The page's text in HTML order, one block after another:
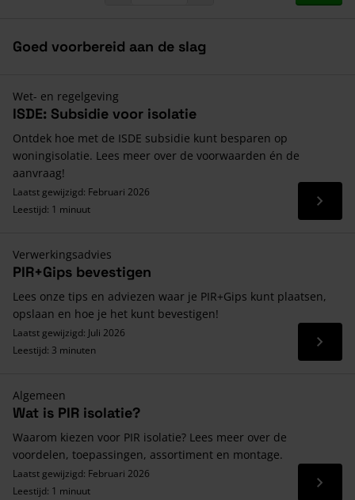
Goed voorbereid aan de slag
Wet- en regelgeving
ISDE: Subsidie voor isolatie
Ontdek hoe met de ISDE subsidie kunt besparen op
woningisolatie. Lees meer over de voorwaarden én de
aanvraag!
Laatst gewijzigd: Februari 2026
Leestijd: 1 minuut
Lees
Verwerkingsadvies
PIR+Gips bevestigen
Lees onze tips en adviezen waar je PIR+Gips kunt plaatsen,
opslaan en hoe je het kunt bevestigen!
Laatst gewijzigd: Juli 2026
Leestijd: 3 minuten
Lees
Algemeen
Wat is PIR isolatie?
Waarom kiezen voor PIR isolatie? Lees meer over de
voordelen, toepassingen, assortiment en montage.
Laatst gewijzigd: Februari 2026
Leestijd: 1 minuut
Lees